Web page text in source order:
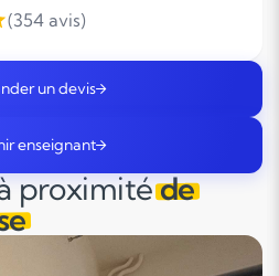
proximitéde
(354 avis)
un devis
enseignant